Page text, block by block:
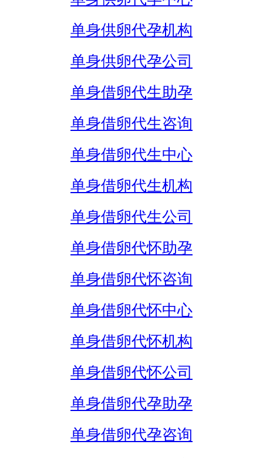
单身供卵代孕机构
单身供卵代孕公司
单身借卵代生助孕
单身借卵代生咨询
单身借卵代生中心
单身借卵代生机构
单身借卵代生公司
单身借卵代怀助孕
单身借卵代怀咨询
单身借卵代怀中心
单身借卵代怀机构
单身借卵代怀公司
单身借卵代孕助孕
单身借卵代孕咨询